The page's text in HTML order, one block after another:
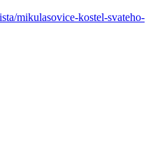
mikulasovice-kostel-svateho-